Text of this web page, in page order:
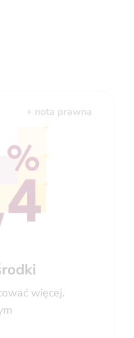
+ nota prawna
więcej.